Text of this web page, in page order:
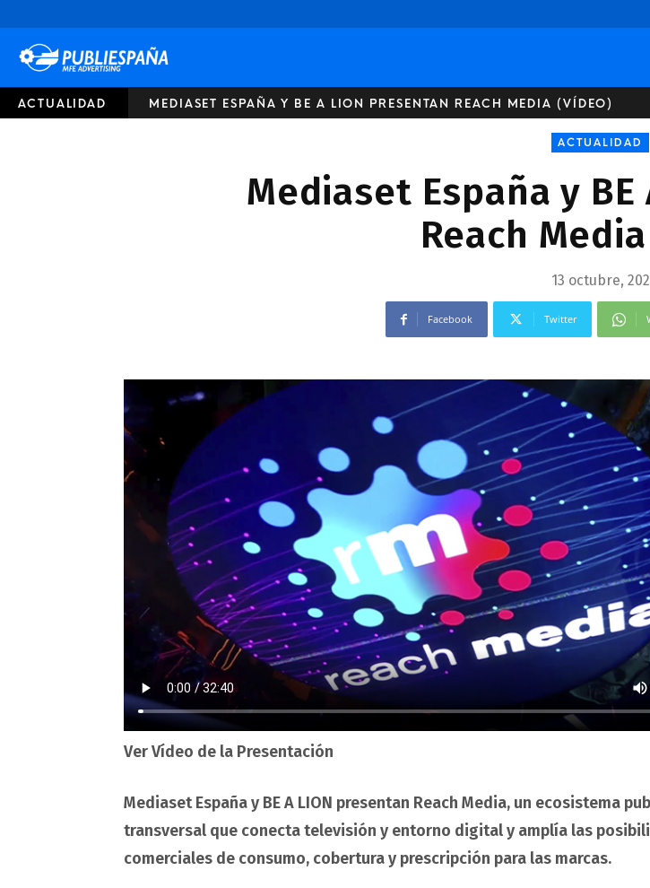
ACTUALIDAD MEDIASET ESPAÑA Y BE A LION PRESENTAN REACH MEDIA (VÍDEO)
ACTUALIDAD
Mediaset España y
Reach
13 octubre,
Facebook Twitter
Ver Vídeo de la Presentación
Mediaset España y BE A LION presentan Reach Media, un ecosistema
transversal que conecta televisión y entorno digital y amplía las
comerciales de consumo, cobertura y prescripción para las marcas.